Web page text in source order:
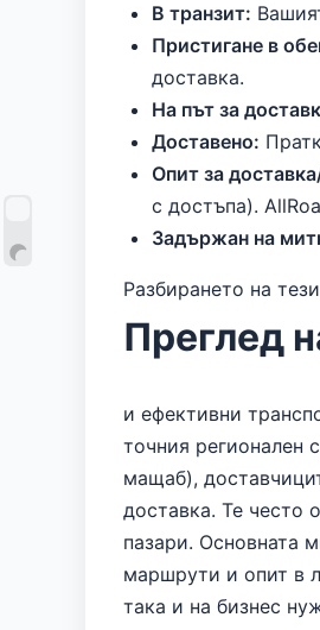
В транзит:
Пристигане в
доставка.
На път за
Доставено:
Опит за
с достъпа).
Задържан на
Разбирането на
Преглед
и ефективни
точния регионален
мащаб),
доставка. Те често
пазари. Основната
маршрути и опит в
така и на бизнес